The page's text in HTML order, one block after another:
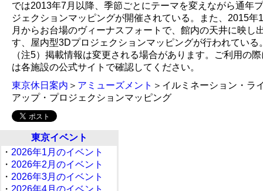
では2013年7月以降、季節ごとにテーマを変えながら通年
ジェクションマッピングが開催されている。また、2015年
月からお台場のヴィーナスフォートで、館内の天井に映し
す、屋内型3Dプロジェクションマッピングが行われている
（注5）掲載情報は変更される場合があります。ご利用の
は各施設の公式サイトで確認してください。
東京休日案内 ＞ アミューズメント ＞イルミネーション・ラ
アップ・プロジェクションマッピング
東京イベント
・ 2026年1月のイベント
・ 2026年2月のイベント
・ 2026年3月のイベント
・ 2026年4月のイベント